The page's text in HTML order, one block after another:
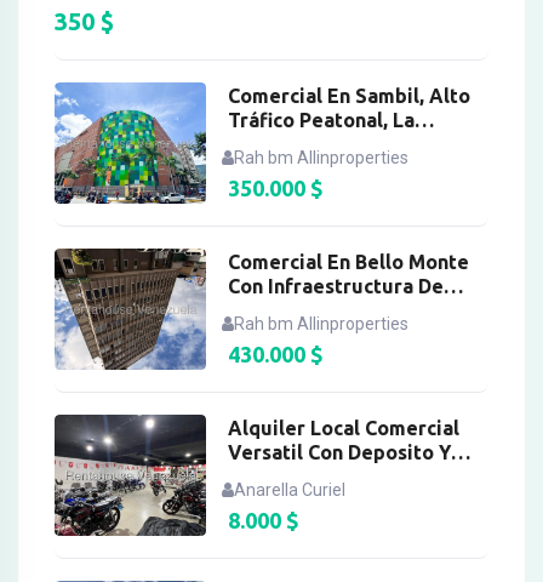
350 $
Comercial En Sambil, Alto
Tráfico Peatonal, La
Rah bm Allinproperties
350.000 $
Comercial En Bello Monte
Con Infraestructura De
Rah bm Allinproperties
430.000 $
Alquiler Local Comercial
Versatil Con Deposito Y
Anarella Curiel
8.000 $